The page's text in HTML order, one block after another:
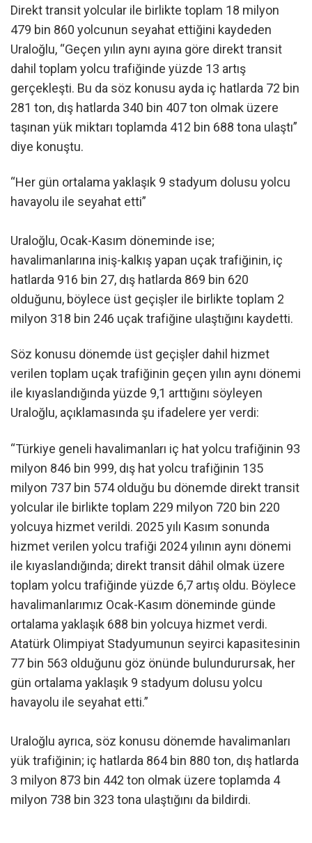
Direkt transit yolcular ile birlikte toplam 18 milyon
479 bin 860 yolcunun seyahat ettiğini kaydeden
Uraloğlu, “Geçen yılın aynı ayına göre direkt transit
dahil toplam yolcu trafiğinde yüzde 13 artış
gerçekleşti. Bu da söz konusu ayda iç hatlarda 72 bin
281 ton, dış hatlarda 340 bin 407 ton olmak üzere
taşınan yük miktarı toplamda 412 bin 688 tona ulaştı”
diye konuştu.
“Her gün ortalama yaklaşık 9 stadyum dolusu yolcu
havayolu ile seyahat etti”
Uraloğlu, Ocak-Kasım döneminde ise;
havalimanlarına iniş-kalkış yapan uçak trafiğinin, iç
hatlarda 916 bin 27, dış hatlarda 869 bin 620
olduğunu, böylece üst geçişler ile birlikte toplam 2
milyon 318 bin 246 uçak trafiğine ulaştığını kaydetti.
Söz konusu dönemde üst geçişler dahil hizmet
verilen toplam uçak trafiğinin geçen yılın aynı dönemi
ile kıyaslandığında yüzde 9,1 arttığını söyleyen
Uraloğlu, açıklamasında şu ifadelere yer verdi:
“Türkiye geneli havalimanları iç hat yolcu trafiğinin 93
milyon 846 bin 999, dış hat yolcu trafiğinin 135
milyon 737 bin 574 olduğu bu dönemde direkt transit
yolcular ile birlikte toplam 229 milyon 720 bin 220
yolcuya hizmet verildi. 2025 yılı Kasım sonunda
hizmet verilen yolcu trafiği 2024 yılının aynı dönemi
ile kıyaslandığında; direkt transit dâhil olmak üzere
toplam yolcu trafiğinde yüzde 6,7 artış oldu. Böylece
havalimanlarımız Ocak-Kasım döneminde günde
ortalama yaklaşık 688 bin yolcuya hizmet verdi.
Atatürk Olimpiyat Stadyumunun seyirci kapasitesinin
77 bin 563 olduğunu göz önünde bulundurursak, her
gün ortalama yaklaşık 9 stadyum dolusu yolcu
havayolu ile seyahat etti.”
Uraloğlu ayrıca, söz konusu dönemde havalimanları
yük trafiğinin; iç hatlarda 864 bin 880 ton, dış hatlarda
3 milyon 873 bin 442 ton olmak üzere toplamda 4
milyon 738 bin 323 tona ulaştığını da bildirdi.